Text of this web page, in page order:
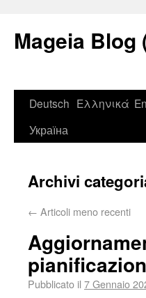
Mageia Blog
Deutsch Ελληνικά
Україна
Archivi
← Articoli meno recenti
Pubblicato il 7 Gennaio